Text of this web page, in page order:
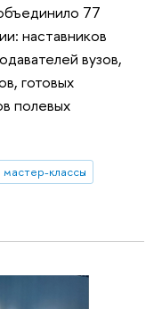
77
наставников
вузов,
готовых
полевых
мастер-классы